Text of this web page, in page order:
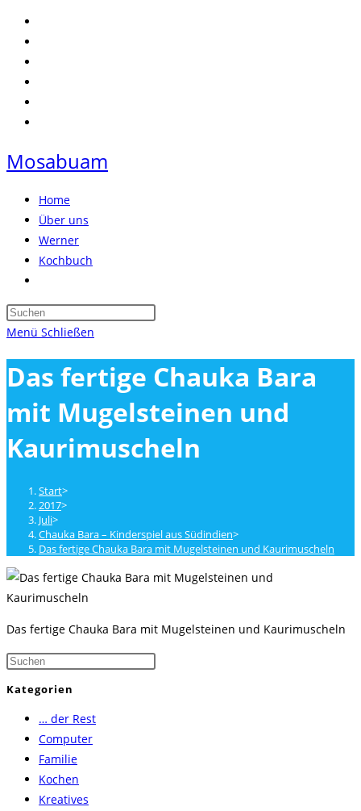
Zum
Inhalt
springen
Mosabuam
Home
Über uns
Werner
Kochbuch
umschalten
Press
close
the
search
Menü Schließen
Das fertige Chauka Bara
mit Mugelsteinen und
Kaurimuscheln
Start>
2017>
Juli>
Chauka Bara – Kinderspiel aus Südindien>
Das fertige Chauka Bara mit Mugelsteinen und Kaurimuscheln
Das fertige Chauka Bara mit Mugelsteinen und Kaurimuscheln
Press
Kategorien
… der Rest
Computer
Familie
Kochen
Kreatives